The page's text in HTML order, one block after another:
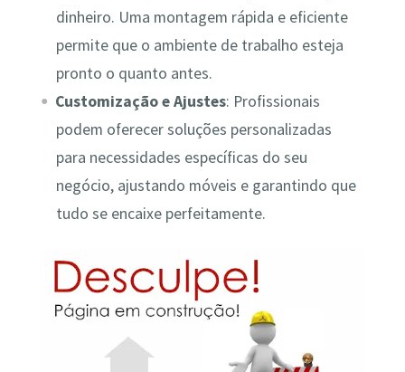
dinheiro. Uma montagem rápida e eficiente
permite que o ambiente de trabalho esteja
pronto o quanto antes.
Customização e Ajustes: Profissionais
podem oferecer soluções personalizadas
para necessidades específicas do seu
negócio, ajustando móveis e garantindo que
tudo se encaixe perfeitamente.